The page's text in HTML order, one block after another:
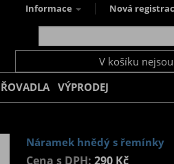
Informace Nová
V košíku
VÝPRODEJ
Náramek hnědý s řemínky
Cena s DPH: 290 Kč